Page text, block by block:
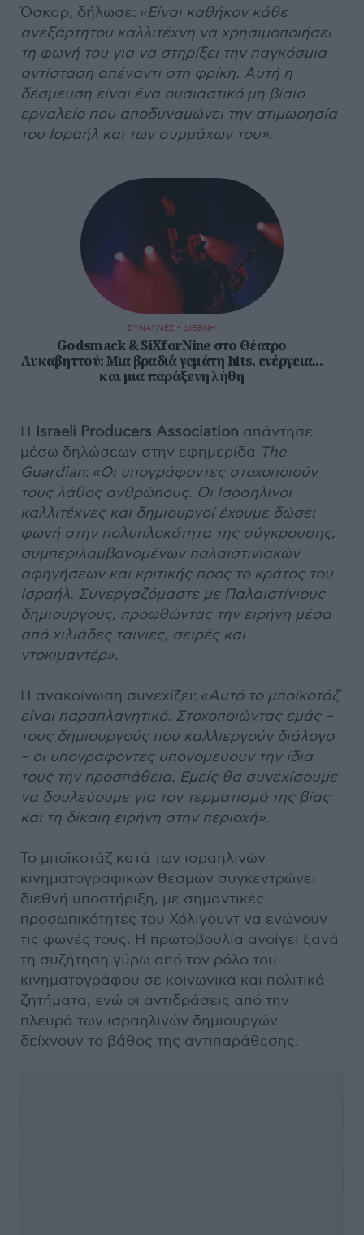
Όσκαρ, δήλωσε: «Είναι καθήκον κάθε
ανεξάρτητου καλλιτέχνη να χρησιμοποιήσει
τη φωνή του για να στηρίξει την παγκόσμια
αντίσταση απέναντι στη φρίκη. Αυτή η
δέσμευση είναι ένα ουσιαστικό μη βίαιο
εργαλείο που αποδυναμώνει την ατιμωρησία
του Ισραήλ και των συμμάχων του».
ΣΥΝΑΥΛΙΕΣ - ΔΙΕΘΝΗ
Godsmack & SiXforNine στο Θέατρο
Λυκαβηττού: Μια βραδιά γεμάτη hits, ενέργεια...
και μια παράξενη λήθη
Η Israeli Producers Association απάντησε
μέσω δηλώσεων στην εφημερίδα The
Guardian: «Οι υπογράφοντες στοχοποιούν
τους λάθος ανθρώπους. Οι Ισραηλινοί
καλλιτέχνες και δημιουργοί έχουμε δώσει
φωνή στην πολυπλοκότητα της σύγκρουσης,
συμπεριλαμβανομένων παλαιστινιακών
αφηγήσεων και κριτικής προς το κράτος του
Ισραήλ. Συνεργαζόμαστε με Παλαιστίνιους
δημιουργούς, προωθώντας την ειρήνη μέσα
από χιλιάδες ταινίες, σειρές και
ντοκιμαντέρ».
Η ανακοίνωση συνεχίζει: «Αυτό το μποϊκοτάζ
είναι παραπλανητικό. Στοχοποιώντας εμάς –
τους δημιουργούς που καλλιεργούν διάλογο
– οι υπογράφοντες υπονομεύουν την ίδια
τους την προσπάθεια. Εμείς θα συνεχίσουμε
να δουλεύουμε για τον τερματισμό της βίας
και τη δίκαιη ειρήνη στην περιοχή».
Το μποϊκοτάζ κατά των ισραηλινών
κινηματογραφικών θεσμών συγκεντρώνει
διεθνή υποστήριξη, με σημαντικές
προσωπικότητες του Χόλιγουντ να ενώνουν
τις φωνές τους. Η πρωτοβουλία ανοίγει ξανά
τη συζήτηση γύρω από τον ρόλο του
κινηματογράφου σε κοινωνικά και πολιτικά
ζητήματα, ενώ οι αντιδράσεις από την
πλευρά των ισραηλινών δημιουργών
δείχνουν το βάθος της αντιπαράθεσης.